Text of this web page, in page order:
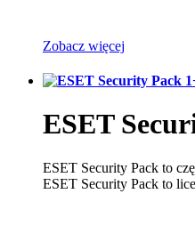
Zobacz więcej
ESET
ESET Security Pack to
ESET Security Pack to